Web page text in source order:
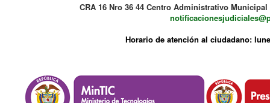
CRA 16 Nro 36 44 Centro Administrativo
Horario de atención al ciudadano: